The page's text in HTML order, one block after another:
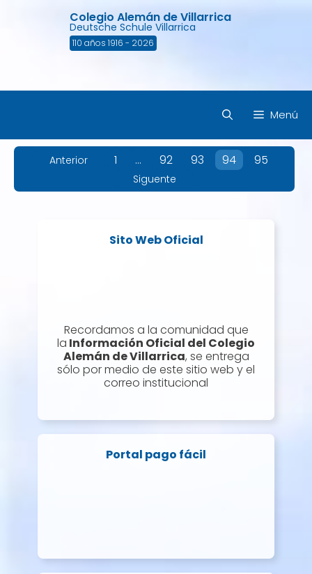
Colegio Alemán de Villarrica
Deutsche Schule Villarrica
110 años 1916 - 2026
Menú
Anterior 1 … 92 93 94 95
Siguente
Sito Web Oficial
Recordamos a la comunidad que
la Información Oficial del Colegio
Alemán de Villarrica, se entrega
sólo por medio de este sitio web y el
correo institucional
Portal pago fácil